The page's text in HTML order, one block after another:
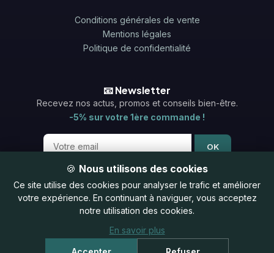
Conditions générales de vente
Mentions légales
Politique de confidentialité
📧 Newsletter
Recevez nos actus, promos et conseils bien-être.
-5% sur votre 1ère commande !
OK
© 2026 Tiboom - L'explosion du naturel 💚 Fabriqué en
Bretagne
Site développé par Jérôme Stéphan
🍪 Nous utilisons des cookies
Ce site utilise des cookies pour analyser le trafic et améliorer
votre expérience. En continuant à naviguer, vous acceptez
notre utilisation des cookies.
En savoir plus